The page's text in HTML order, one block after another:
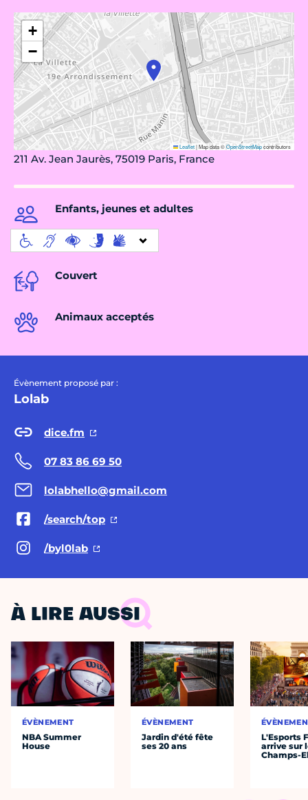
+
−
Leaflet|Map data ©OpenStreetMapcontributors
211 Av. Jean Jaurès, 75019 Paris, France
Enfants, jeunes et adultes
Couvert
Animaux acceptés
Évènement proposé par :
Lolab
dice.fm
07 83 86 69 50
lolabhello@gmail.com
/search/top
/byl0lab
À LIRE AUSSI
ÉVÈNEMENT
NBA Summer
House
ÉVÈNEMENT
Jardin d'été fête
ses 20 ans
L'Esports
arrive sur
Champs-